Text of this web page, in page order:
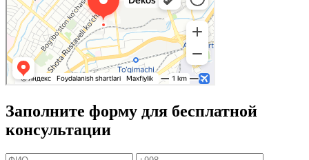
Заполните форму для бесплатной
консультации